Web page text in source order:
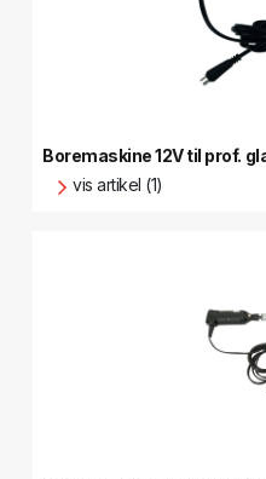
Boremaskine 12V til prof.
vis artikel (1)